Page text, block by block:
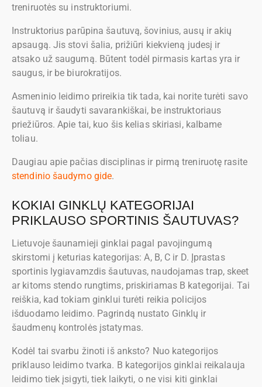
treniruotės su instruktoriumi.
Instruktorius parūpina šautuvą, šovinius, ausų ir akių
apsaugą. Jis stovi šalia, prižiūri kiekvieną judesį ir
atsako už saugumą. Būtent todėl pirmasis kartas yra ir
saugus, ir be biurokratijos.
Asmeninio leidimo prireikia tik tada, kai norite turėti savo
šautuvą ir šaudyti savarankiškai, be instruktoriaus
priežiūros. Apie tai, kuo šis kelias skiriasi, kalbame
toliau.
Daugiau apie pačias disciplinas ir pirmą treniruotę rasite
stendinio šaudymo gide.
KOKIAI GINKLŲ KATEGORIJAI
PRIKLAUSO SPORTINIS ŠAUTUVAS?
Lietuvoje šaunamieji ginklai pagal pavojingumą
skirstomi į keturias kategorijas: A, B, C ir D. Įprastas
sportinis lygiavamzdis šautuvas, naudojamas trap, skeet
ar kitoms stendo rungtims, priskiriamas B kategorijai. Tai
reiškia, kad tokiam ginklui turėti reikia policijos
išduodamo leidimo. Pagrindą nustato Ginklų ir
šaudmenų kontrolės įstatymas.
Kodėl tai svarbu žinoti iš anksto? Nuo kategorijos
priklauso leidimo tvarka. B kategorijos ginklai reikalauja
leidimo tiek įsigyti, tiek laikyti, o ne visi kiti ginklai